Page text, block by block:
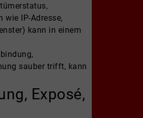
wie IP-Adresse,
kann in einem
sauber trifft, kann
Exposé,